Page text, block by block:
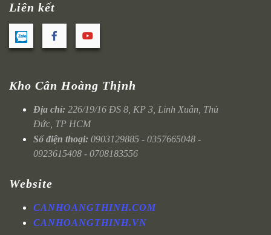
Liên kết
Kho Cân Hoàng Thịnh
Địa chỉ: 226/19/16 ĐS 8, KP 3, Linh Xuân, Thủ
Đức, TP HCM
Số điện thoại: 0903129885 - 0357665048 -
0923615408 - 0708183556
Website
CANHOANGTHINH.COM
CANHOANGTHINH.VN